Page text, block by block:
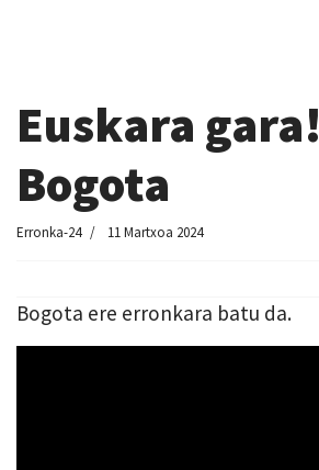
Euskara gara!
Bogota
Erronka-24 11 Martxoa 2024
Bogota ere erronkara batu da.